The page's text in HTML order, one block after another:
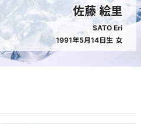
佐藤 絵里
SATO Eri
1991年5月14日生 女